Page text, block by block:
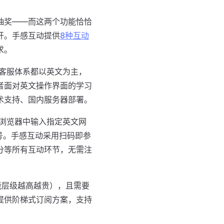
奖——而这两个功能恰恰
。手感互动提供8种互动
体系都以英文为主，
对英文操作界面的学习
持、国内服务器部署。
览器中输入指定英文网
手感互动采用扫码即参
等所有互动环节，无需注
级越高越贵），且需要
供阶梯式订阅方案，支持